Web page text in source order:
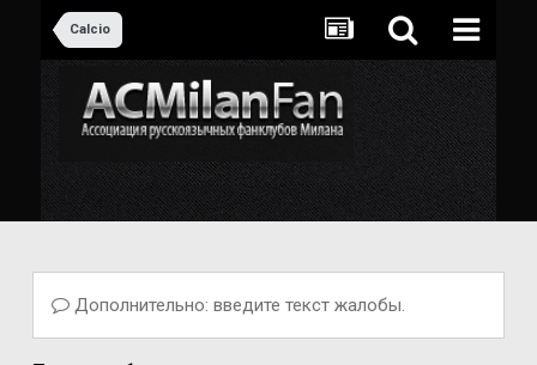
Calcio
Дополнительно: введите текст жалобы.